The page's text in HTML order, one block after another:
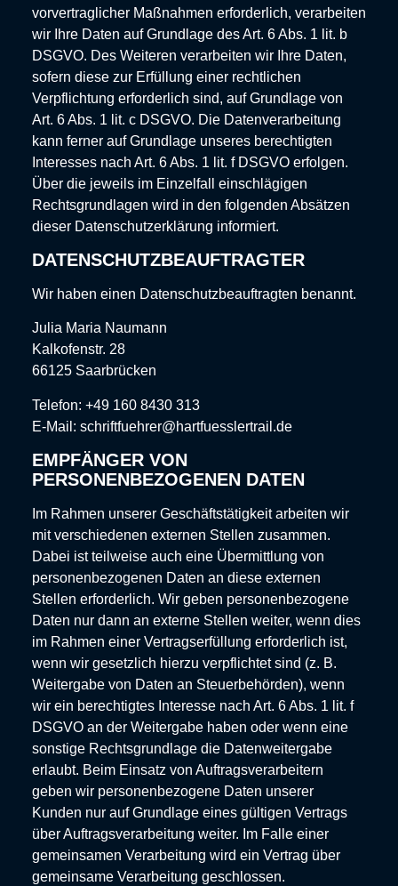
vorvertraglicher Maßnahmen erforderlich, verarbeiten
wir Ihre Daten auf Grundlage des Art. 6 Abs. 1 lit. b
DSGVO. Des Weiteren verarbeiten wir Ihre Daten,
sofern diese zur Erfüllung einer rechtlichen
Verpflichtung erforderlich sind, auf Grundlage von
Art. 6 Abs. 1 lit. c DSGVO. Die Datenverarbeitung
kann ferner auf Grundlage unseres berechtigten
Interesses nach Art. 6 Abs. 1 lit. f DSGVO erfolgen.
Über die jeweils im Einzelfall einschlägigen
Rechtsgrundlagen wird in den folgenden Absätzen
dieser Datenschutzerklärung informiert.
DATENSCHUTZ­BEAUFTRAGTER
Wir haben einen Datenschutzbeauftragten benannt.
Julia Maria Naumann
Kalkofenstr. 28
66125 Saarbrücken
Telefon: +49 160 8430 313
E-Mail: schriftfuehrer@hartfuesslertrail.de
EMPFÄNGER VON
PERSONENBEZOGENEN DATEN
Im Rahmen unserer Geschäftstätigkeit arbeiten wir
mit verschiedenen externen Stellen zusammen.
Dabei ist teilweise auch eine Übermittlung von
personenbezogenen Daten an diese externen
Stellen erforderlich. Wir geben personenbezogene
Daten nur dann an externe Stellen weiter, wenn dies
im Rahmen einer Vertragserfüllung erforderlich ist,
wenn wir gesetzlich hierzu verpflichtet sind (z. B.
Weitergabe von Daten an Steuerbehörden), wenn
wir ein berechtigtes Interesse nach Art. 6 Abs. 1 lit. f
DSGVO an der Weitergabe haben oder wenn eine
sonstige Rechtsgrundlage die Datenweitergabe
erlaubt. Beim Einsatz von Auftragsverarbeitern
geben wir personenbezogene Daten unserer
Kunden nur auf Grundlage eines gültigen Vertrags
über Auftragsverarbeitung weiter. Im Falle einer
gemeinsamen Verarbeitung wird ein Vertrag über
gemeinsame Verarbeitung geschlossen.